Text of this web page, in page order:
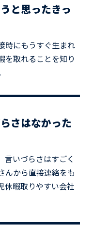
と思ったきっ
時にもうすぐ生まれ
を取れることを知り
さはなかった
言いづらさはすごく
んから直接連絡をも
休暇取りやすい会社